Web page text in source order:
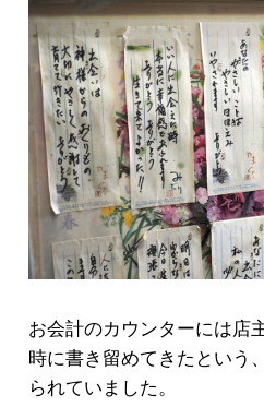
お会計のカウンターには店
時に書き留めてきたという
られていました。